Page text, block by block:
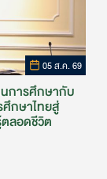
05 ส.ค. 69
การศึกษากับ
กษาไทยสู่
ลอดชีวิต